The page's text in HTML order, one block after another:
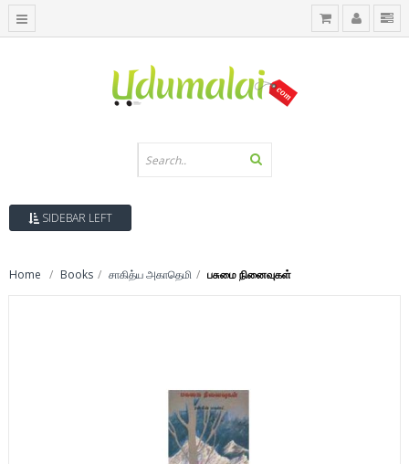
SIDEBAR LEFT
Home Books சாகித்ய அகாதெமி பசுமை நினைவுகள்